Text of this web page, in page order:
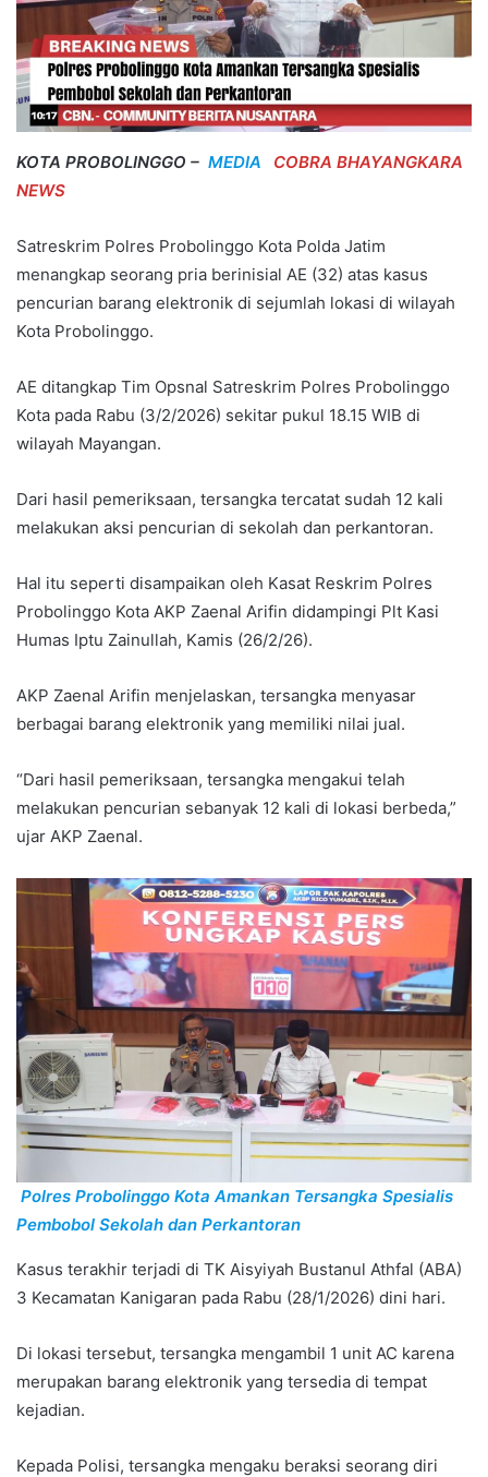
KOTA PROBOLINGGO – MEDIA
COBRA BHAYANGKARA
NEWS
Satreskrim Polres Probolinggo Kota Polda Jatim
menangkap seorang pria berinisial AE (32) atas kasus
pencurian barang elektronik di sejumlah lokasi di wilayah
Kota Probolinggo.
AE ditangkap Tim Opsnal Satreskrim Polres Probolinggo
Kota pada Rabu (3/2/2026) sekitar pukul 18.15 WIB di
wilayah Mayangan.
Dari hasil pemeriksaan, tersangka tercatat sudah 12 kali
melakukan aksi pencurian di sekolah dan perkantoran.
Hal itu seperti disampaikan oleh Kasat Reskrim Polres
Probolinggo Kota AKP Zaenal Arifin didampingi Plt Kasi
Humas Iptu Zainullah, Kamis (26/2/26).
AKP Zaenal Arifin menjelaskan, tersangka menyasar
berbagai barang elektronik yang memiliki nilai jual.
“Dari hasil pemeriksaan, tersangka mengakui telah
melakukan pencurian sebanyak 12 kali di lokasi berbeda,”
ujar AKP Zaenal.
Polres Probolinggo Kota Amankan Tersangka Spesialis
Pembobol Sekolah dan Perkantoran
Kasus terakhir terjadi di TK Aisyiyah Bustanul Athfal (ABA)
3 Kecamatan Kanigaran pada Rabu (28/1/2026) dini hari.
Di lokasi tersebut, tersangka mengambil 1 unit AC karena
merupakan barang elektronik yang tersedia di tempat
kejadian.
Kepada Polisi, tersangka mengaku beraksi seorang diri